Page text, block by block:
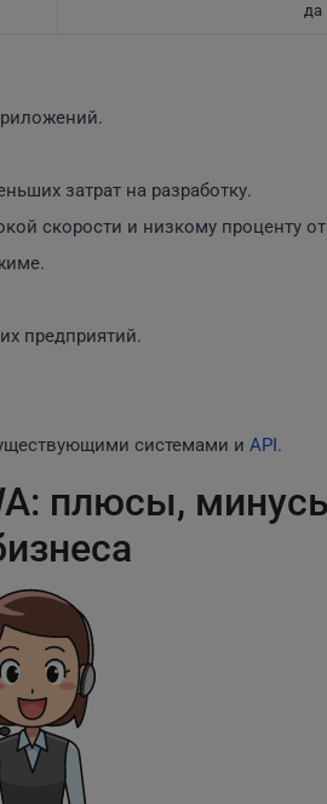
да
затрат на разработку.
скорости и низкому проценту
предприятий.
системами и API.
плюсы,